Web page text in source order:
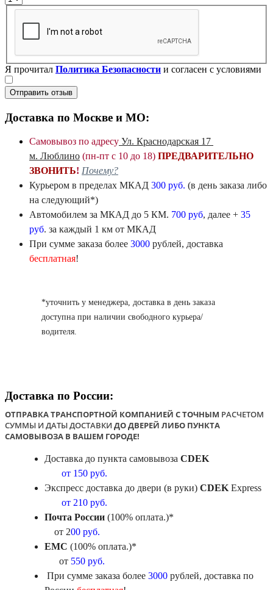
Я прочитал Политика Безопасности и согласен с условиями
Отправить отзыв
Доставка по Москве и МО:
Самовывоз по адресу Ул. Краснодарская 17
м. Люблино (пн-пт с 10 до 18) ПРЕДВАРИТЕЛЬНО
ЗВОНИТЬ! Почему?
Курьером в пределах МКАД 300 руб. (в день заказа либо
на следующий*)
Автомобилем за МКАД до 5 КМ. 700 руб, далее + 35
руб. за каждый 1 км от МКАД
При сумме заказа более 3000 рублей, доставка
бесплатная!
*уточнить у менеджера, доставка в день заказа
доступна при наличии свободного курьера/
водителя.
Доставка по России:
ОТПРАВКА ТРАНСПОРТНОЙ КОМПАНИЕЙ С ТОЧНЫМ РАСЧЕТОМ
СУММЫ И ДАТЫ ДОСТАВКИ ДО ДВЕРЕЙ ЛИБО ПУНКТА
САМОВЫВОЗА В ВАШЕМ ГОРОДЕ!
Доставка до пункта самовывоза CDEK
от 150 руб.
Экспресс доставка до двери (в руки) CDEK Express
от 210 руб.
Почта России (100% оплата.)*
от 200 руб.
ЕМС (100% оплата.)*
от 550 руб.
При сумме заказа более 3000 рублей, доставка по